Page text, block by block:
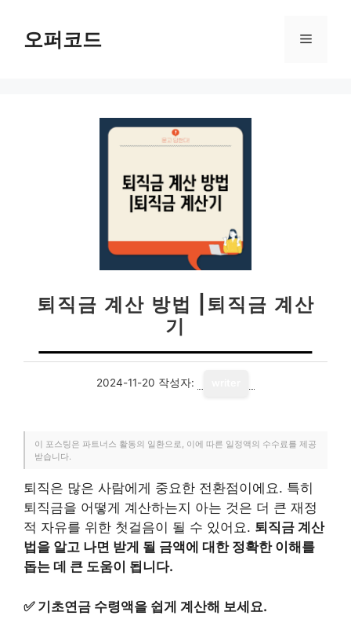
오퍼코드 메
퇴직금 계산 방법 |퇴직금 계산
기
2024-11-20 작성자:
이 포스팅은 파트너스 활동의 일환으로, 이에 따른 일정액의 수수료를 제공
받습니다.
퇴직은 많은 사람에게 중요한 전환점이에요. 특히
퇴직금을 어떻게 계산하는지 아는 것은 더 큰 재정
적 자유를 위한 첫걸음이 될 수 있어요. 퇴직금 계산
법을 알고 나면 받게 될 금액에 대한 정확한 이해를
돕는 데 큰 도움이 됩니다.
✅ 기초연금 수령액을 쉽게 계산해 보세요.